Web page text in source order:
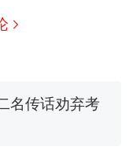
然发现鸡枞菌
它长大：挖了
）
名传话劝弃考